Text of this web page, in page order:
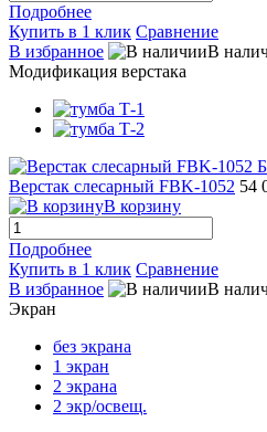
Подробнее
Купить в 1 клик Сравнение
В избранное
В
Модификация верстака
Верстак слесарный FBK-1052 54
В корзину
Подробнее
Купить в 1 клик Сравнение
В избранное
В
Экран
без экрана
1 экран
2 экрана
2 экр/освещ.